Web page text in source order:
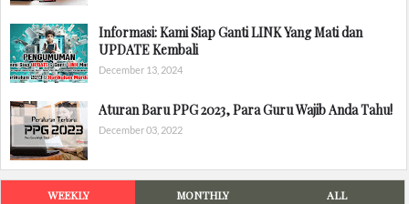
Informasi: Kami Siap Ganti LINK Yang Mati dan
UPDATE Kembali
December 13, 2024
Aturan Baru PPG 2023, Para Guru Wajib Anda Tahu!
December 03, 2022
WEEKLY MONTHLY ALL